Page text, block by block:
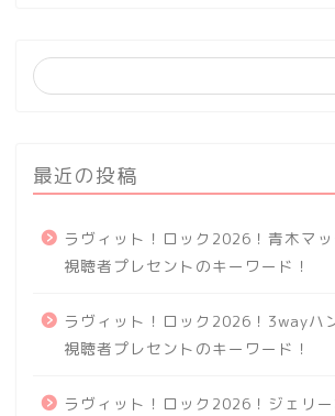
最近の投稿
ラヴィット！ロック2026！青木マッ
視聴者プレセントのキーワード！
ラヴィット！ロック2026！3wayハ
視聴者プレセントのキーワード！
ラヴィット！ロック2026！ジェリー